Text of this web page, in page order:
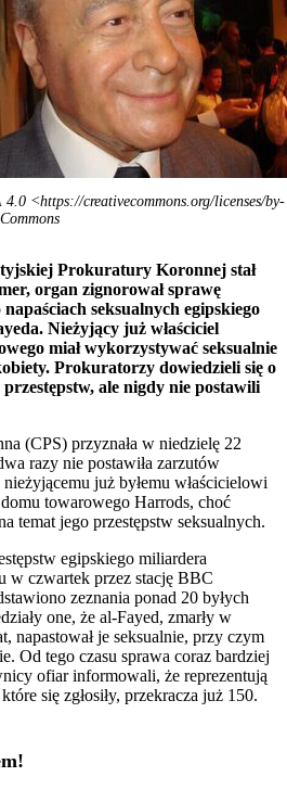
<https://creativecommons.org/licenses/by-
Prokuratury Koronnej stał
organ zignorował sprawę
seksualnych egipskiego
Nieżyjący już właściciel
miał wykorzystywać seksualnie
Prokuratorzy dowiedzieli się o
ale nigdy nie postawili
(CPS) przyznała w niedzielę 22
razy nie postawiła zarzutów
już byłemu właścicielowi
towarowego Harrods, choć
temat jego przestępstw seksualnych.
egipskiego miliardera
w czwartek przez stację BBC
zeznania ponad 20 byłych
one, że al-Fayed, zmarły w
napastował je seksualnie, przy czym
Od tego czasu sprawa coraz bardziej
ofiar informowali, że reprezentują
się zgłosiły, przekracza już 150.